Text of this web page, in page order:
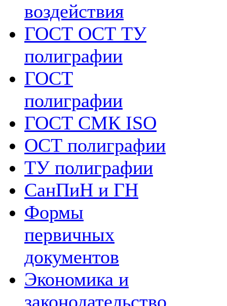
воздействия
ГОСТ ОСТ ТУ
полиграфии
ГОСТ
полиграфии
ГОСТ СМК ISO
ОСТ полиграфии
ТУ полиграфии
СанПиН и ГН
Формы
первичных
документов
Экономика и
законодательство